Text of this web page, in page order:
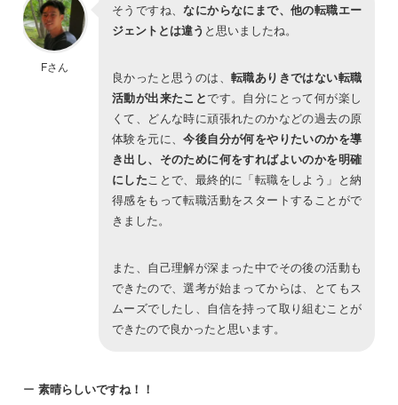
Fさん
そうですね、なにからなにまで、他の転職エー
ジェントとは違う と思いましたね。
良かったと思うのは、 転職ありきではない転職
活動が出来たことです。自分にとって何が楽し
くて、どんな時に頑張れたのかなどの過去の原
体験を元に、今後自分が何をやりたいのかを導
き出し、そのために何をすればよいのかを明確
にしたことで、最終的に「転職をしよう」と納
得感をもって転職活動をスタートすることがで
きました。
また、自己理解が深まった中でその後の活動も
できたので、選考が始まってからは、とてもス
ムーズでしたし、自信を持って取り組むことが
できたので良かったと思います。
ー 素晴らしいですね！！